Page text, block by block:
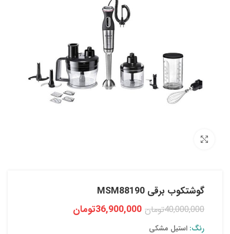
گوشتکوب برقی MSM88190
40,000,000تومان 36,900,000تومان
رنگ: استیل مشکی